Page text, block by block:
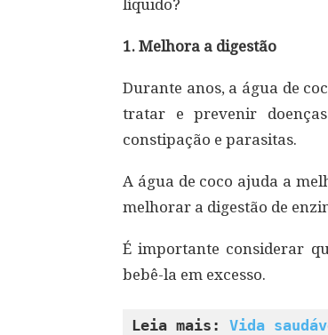
líquido?
1. Melhora a digestão
Durante anos, a água de
tratar e prevenir
constipação e parasitas.
A água de coco ajuda a
melhorar a digestão de
É importante considerar
bebê-la em excesso.
Leia mais: Vida